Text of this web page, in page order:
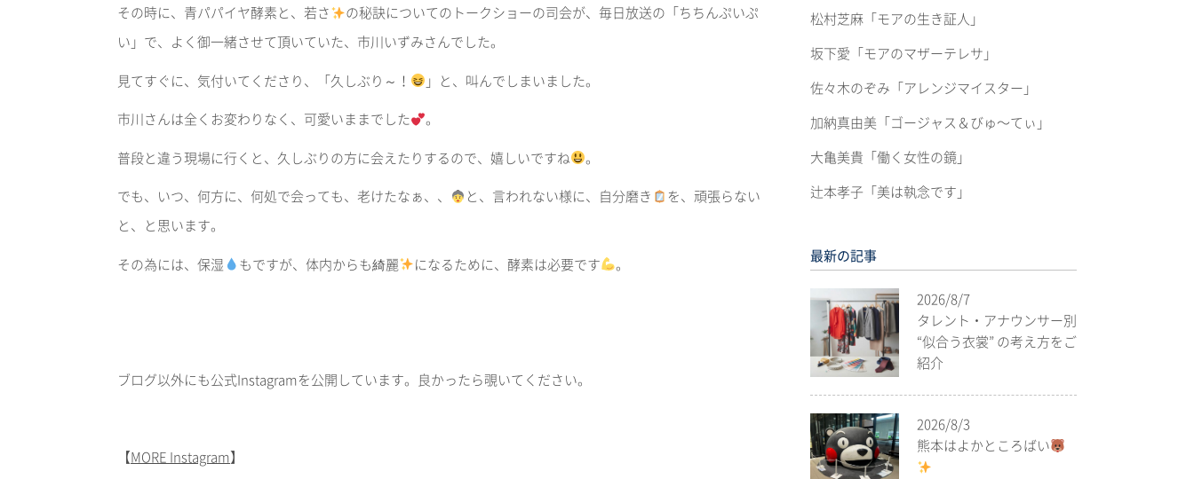
その時に、青パパイヤ酵素と、若さ
の秘訣についてのトークショーの司会が、毎日放送の「ちちんぷいぷ
い」で、よく御一緒させて頂いていた、市川いずみさんでした。
見てすぐに、気付いてくださり、「久しぶり～！
」と、叫んでしまいました。
市川さんは全くお変わりなく、可愛いままでした
。
普段と違う現場に行くと、久しぶりの方に会えたりするので、嬉しいですね
。
でも、いつ、何方に、何処で会っても、老けたなぁ、、
と、言われない様に、自分磨き
を、頑張らない
と、と思います。
その為には、保湿
もですが、体内からも綺麗 になるために、酵素は必要です 。
ブログ以外にも公式Instagramを公開しています。良かったら覗いてください。
【MORE Instagram】
松村芝麻「モアの生き証人」
坂下愛「モアのマザーテレサ」
佐々木のぞみ「アレンジマイスター」
加納真由美「ゴージャス＆びゅ〜てぃ」
大亀美貴「働く女性の鏡」
辻本孝子「美は執念です」
最新の記事
2026/8/7
タレント・アナウンサー別
“似合う衣裳” の考え方をご
紹介
2026/8/3
熊本はよかところばい